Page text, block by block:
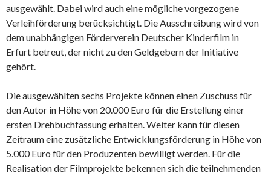
ausgewählt. Dabei wird auch eine mögliche vorgezogene
Verleihförderung berücksichtigt. Die Ausschreibung wird von
dem unabhängigen Förderverein Deutscher Kinderfilm in
Erfurt betreut, der nicht zu den Geldgebern der Initiative
gehört.
Die ausgewählten sechs Projekte können einen Zuschuss für
den Autor in Höhe von 20.000 Euro für die Erstellung einer
ersten Drehbuchfassung erhalten. Weiter kann für diesen
Zeitraum eine zusätzliche Entwicklungsförderung in Höhe von
5.000 Euro für den Produzenten bewilligt werden. Für die
Realisation der Filmprojekte bekennen sich die teilnehmenden